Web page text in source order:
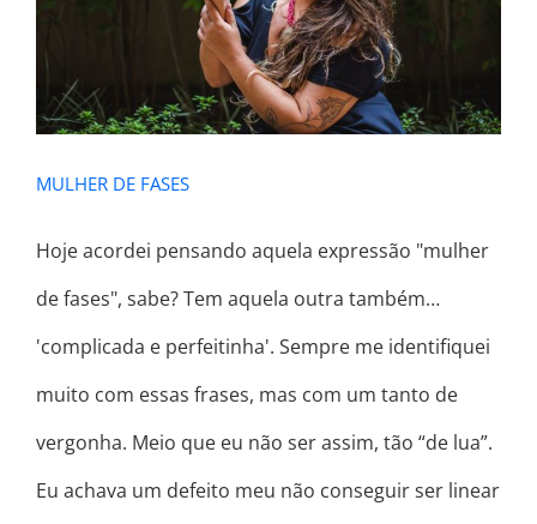
MULHER DE FASES
MULHER DE FASES
Hoje acordei pensando aquela expressão "mulher
de fases", sabe? Tem aquela outra também…
'complicada e perfeitinha'. Sempre me identifiquei
muito com essas frases, mas com um tanto de
vergonha. Meio que eu não ser assim, tão “de lua”.
Eu achava um defeito meu não conseguir ser linear